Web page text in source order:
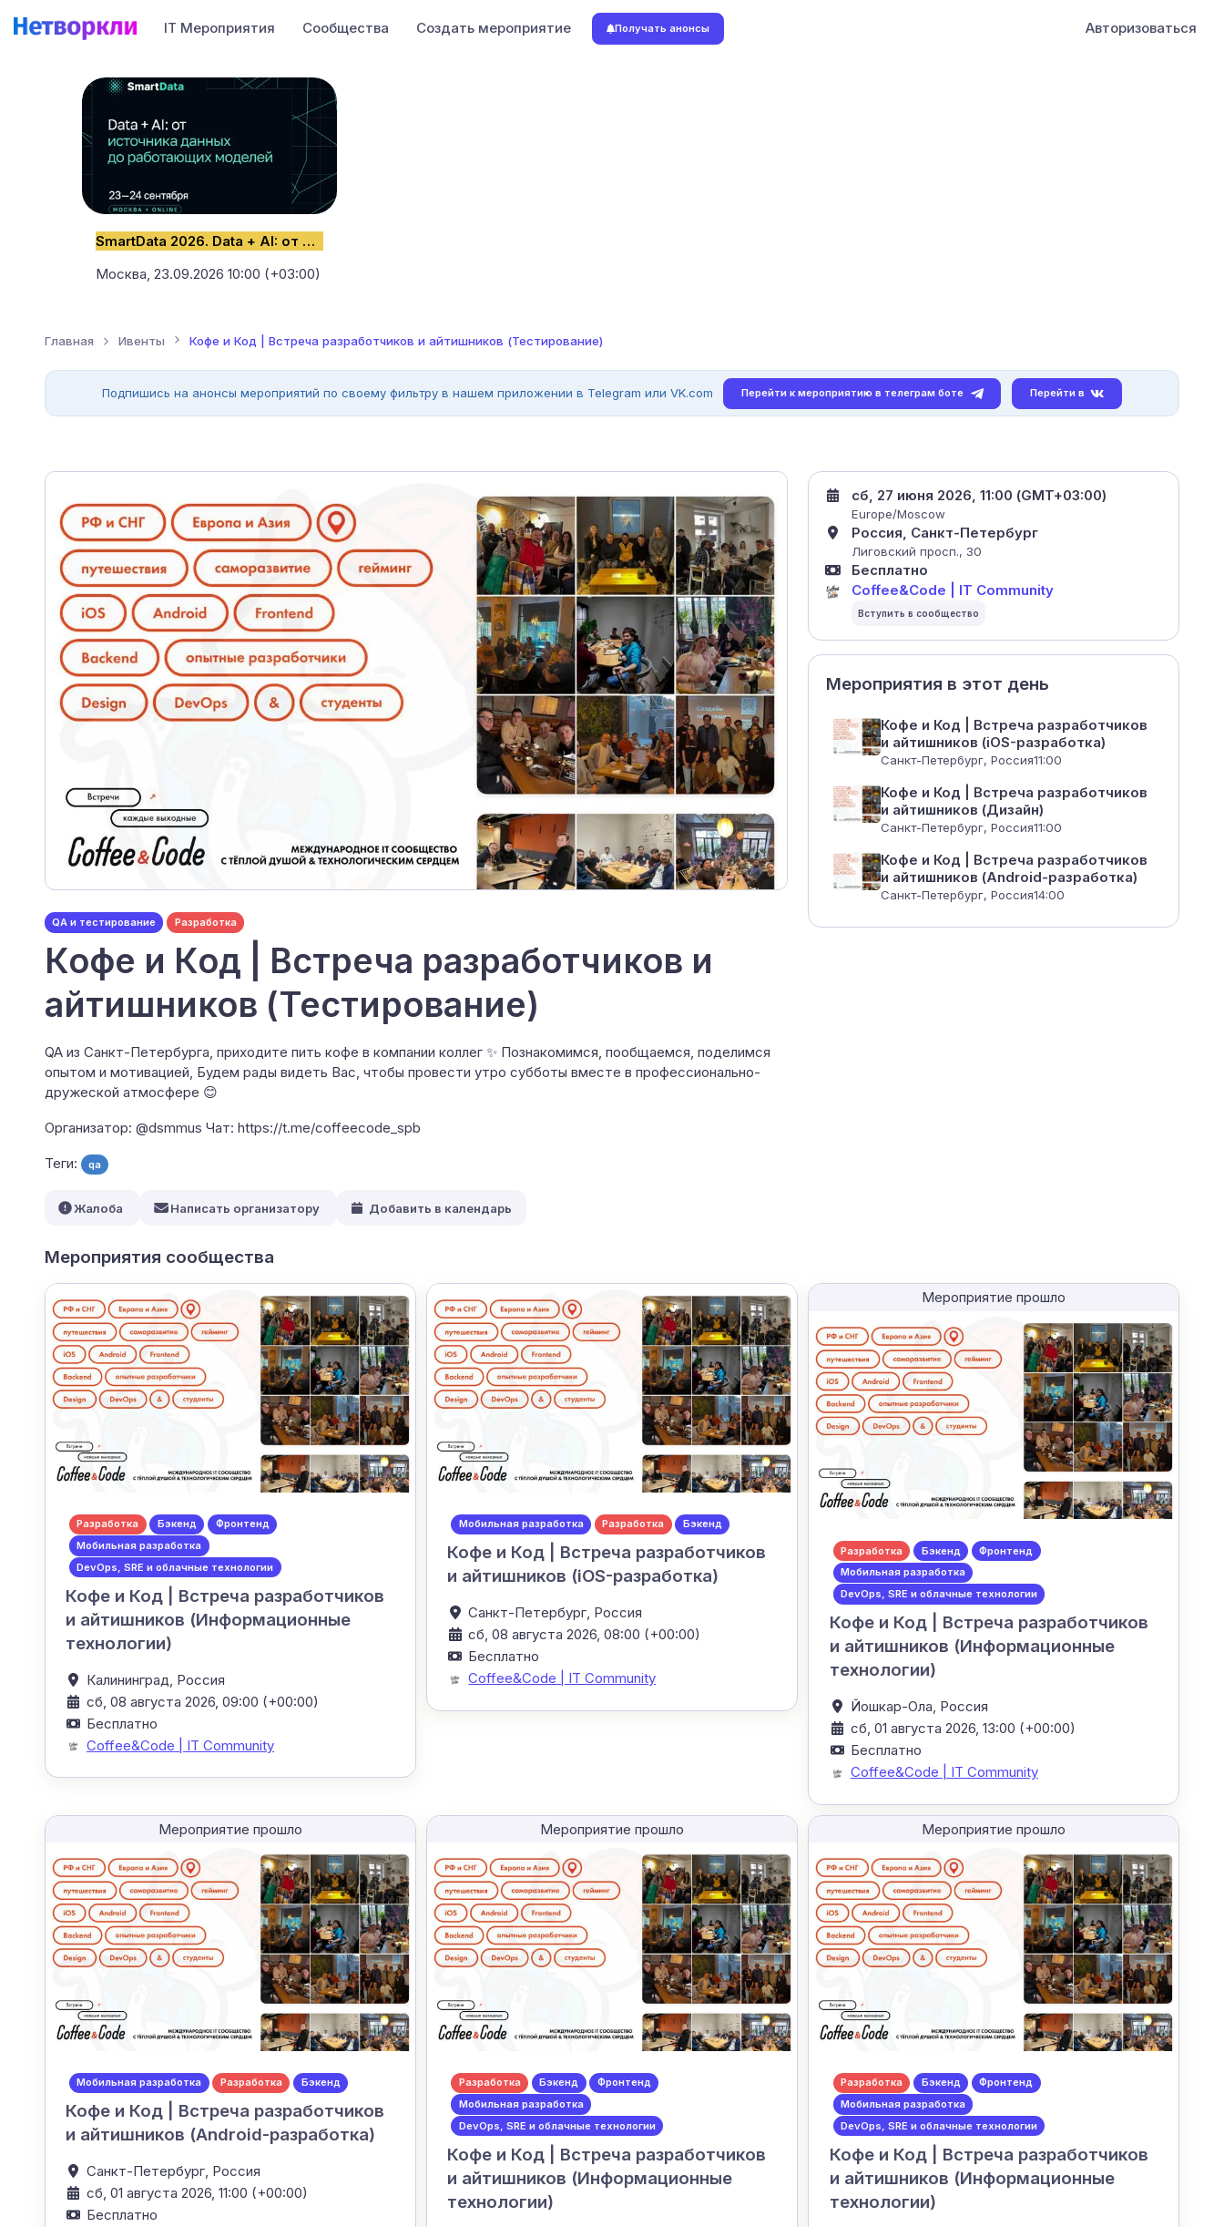
IT Мероприятия Сообщества Создать мероприятие Получать анонсы Авторизоваться
SmartData 2026. Data + AI: от источника данных до работающих моделей
Москва, 23.09.2026 10:00 (+03:00)
Главная Ивенты Кофе и Код | Встреча разработчиков и айтишников (Тестирование)
Подпишись на анонсы мероприятий по своему фильтру в нашем приложении в Telegram или VK.com Перейти к мероприятию в телеграм боте Перейти в
QA и тестирование Разработка
Кофе и Код | Встреча разработчиков и
айтишников (Тестирование)
QA из Санкт-Петербурга, приходите пить кофе в компании коллег ✨ Познакомимся, пообщаемся, поделимся
опытом и мотивацией, Будем рады видеть Вас, чтобы провести утро субботы вместе в профессионально-
дружеской атмосфере 😊
Организатор: @dsmmus Чат: https://t.me/coffeecode_spb
Теги: qa
сб, 27 июня 2026, 11:00 (GMT+03:00)
Europe/Moscow
Россия, Санкт-Петербург
Лиговский просп., 30
Бесплатно
Coffee&Code | IT Community
Мероприятия в этот день
Кофе и Код | Встреча разработчиков
и айтишников (iOS-разработка)
Санкт-Петербург, Россия11:00
Кофе и Код | Встреча разработчиков
и айтишников (Дизайн)
Санкт-Петербург, Россия11:00
Кофе и Код | Встреча разработчиков
и айтишников (Android-разработка)
Санкт-Петербург, Россия14:00
Жалоба Написать организатору Добавить в календарь
Мероприятия сообщества
Разработка Бэкенд
Фронтенд
Мобильная разработка
DevOps, SRE и облачные технологии
Кофе и Код | Встреча разработчиков
и айтишников (Информационные
технологии)
Калининград, Россия
сб, 08 августа 2026, 09:00 (+00:00)
Бесплатно
Coffee&Code | IT Community
Мобильная разработка Разработка Бэкенд
Кофе и Код | Встреча разработчиков
и айтишников (iOS-разработка)
Санкт-Петербург, Россия
сб, 08 августа 2026, 08:00 (+00:00)
Бесплатно
Coffee&Code | IT Community
Мероприятие прошло
Разработка Бэкенд
Фронтенд
Мобильная разработка
DevOps, SRE и облачные технологии
Кофе и Код | Встреча разработчиков
и айтишников (Информационные
технологии)
Йошкар-Ола, Россия
сб, 01 августа 2026, 13:00 (+00:00)
Бесплатно
Coffee&Code | IT Community
Мероприятие прошло
Мобильная разработка Разработка Бэкенд
Кофе и Код | Встреча разработчиков
и айтишников (Android-разработка)
Санкт-Петербург, Россия
сб, 01 августа 2026, 11:00 (+00:00)
Бесплатно
Мероприятие прошло
Разработка Бэкенд
Фронтенд
Мобильная разработка
DevOps, SRE и облачные технологии
Кофе и Код | Встреча разработчиков
и айтишников (Информационные
технологии)
Мероприятие прошло
Разработка Бэкенд
Фронтенд
Мобильная разработка
DevOps, SRE и облачные технологии
Кофе и Код | Встреча разработчиков
и айтишников (Информационные
технологии)